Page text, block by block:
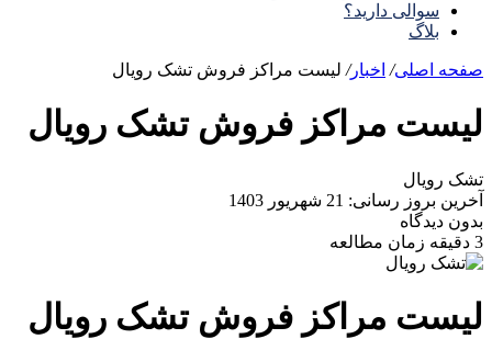
سوالی دارید؟
بلاگ
صفحه اصلی/ اخبار/ لیست مراکز فروش تشک رویال
لیست مراکز فروش تشک رویال
تشک رویال
آخرین بروز رسانی: 21 شهریور 1403
بدون دیدگاه
3 دقیقه زمان مطالعه
لیست مراکز فروش تشک رویال